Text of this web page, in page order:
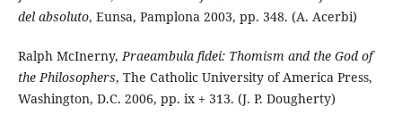
del absoluto, Eunsa, Pamplona 2003, pp. 348. (A. Acerbi)
Ralph McInerny,Praeambula fidei: Thomism and the God of
the Philosophers, The Catholic University of America Press,
Washington, D.C. 2006, pp. ix + 313. (J. P. Dougherty)